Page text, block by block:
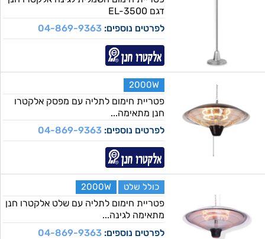
דגם EL-3500
לפרטים נוספים:04-869-9363
2000W
פטריית חימום לתליה עם מפסק אלקטרו
חנן מתאימה...
לפרטים נוספים:04-869-9363
כולל שלט 2000W
פטריית חימום לתליה עם שלט אלקטרו חנן
מתאימה לגינה...
לפרטים נוספים:04-869-9363